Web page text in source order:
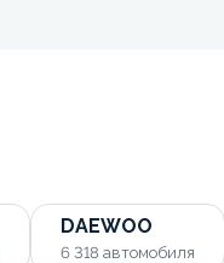
DAEWOO
6 318 автомобиля